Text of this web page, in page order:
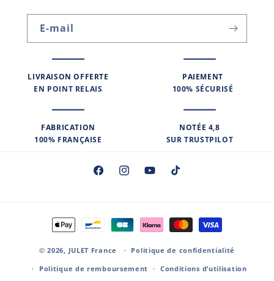
E-mail
LIVRAISON OFFERTE
EN POINT RELAIS
PAIEMENT
100% SÉCURISÉ
FABRICATION
100% FRANÇAISE
NOTÉE 4,8
SUR TRUSTPILOT
FacebookInstagramYouTubeTikTok
Moyens
de
paiement
© 2026, JULET France
Politique de confidentialité
Politique de remboursement
Conditions d’utilisation